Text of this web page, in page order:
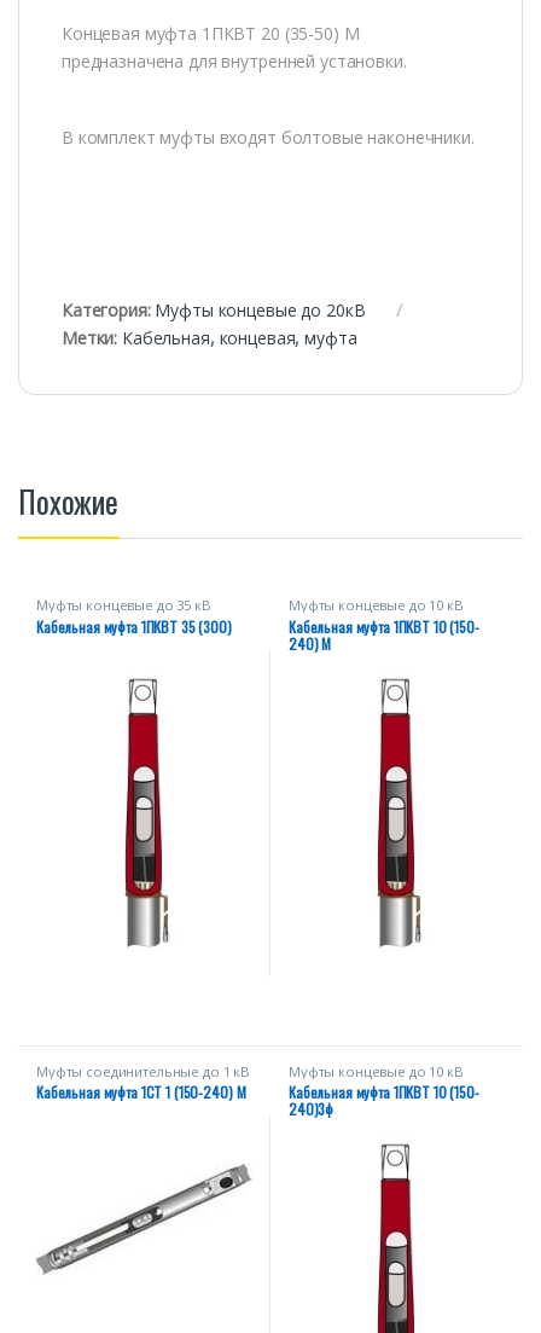
Концевая муфта 1ПКВТ 20 (35-50) М
предназначена для внутренней установки.
В комплект муфты входят болтовые наконечники.
Категория: Муфты концевые до 20кВ
Метки: Кабельная, концевая,муфта
Похожие
Муфты концевые до 35 кВ
Кабельная муфта 1ПКВТ 35 (300)
Муфты концевые до 10 кВ
Кабельная муфта 1ПКВТ 10 (150-
240) М
Муфты соединительные до 1 кВ
Кабельная муфта 1СТ 1 (150-240) М
Муфты концевые до 10 кВ
Кабельная муфта 1ПКВТ 10 (150-
240)3ф